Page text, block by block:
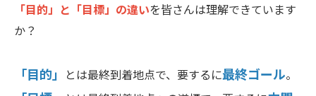
「目的」と「目標」の違いを皆さんは理解できています
か？
「目的」 とは最終到着地点で、要するに最終ゴール。